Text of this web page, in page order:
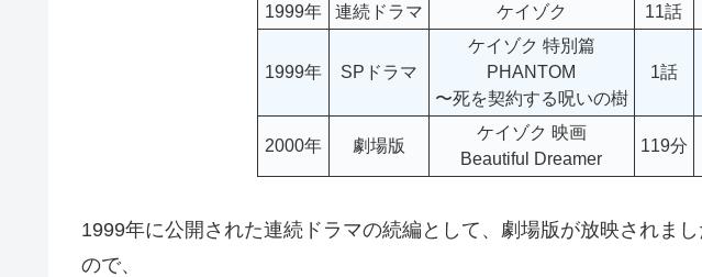
1999年 連続ドラマ ケイゾク 11話
1999年 SPドラマ
ケイゾク 特別篇
PHANTOM
〜死を契約する呪いの樹
1話
2000年 劇場版
ケイゾク 映画
Beautiful Dreamer
119分
1999年に公開された連続ドラマの続編として、劇場版が放映されま
ので、